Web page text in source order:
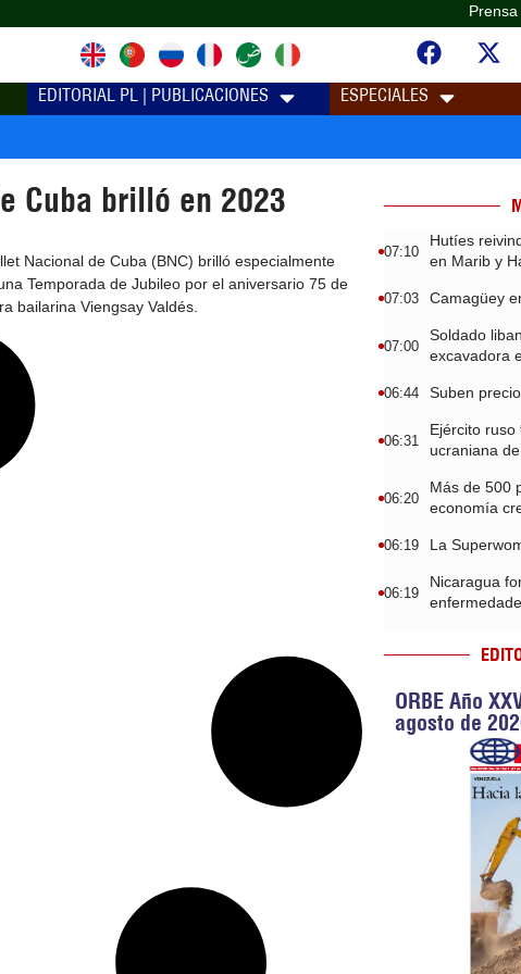
EDITORIAL PL | PUBLICACIONES ESPECIALES
Cuba brilló en 2023
Nacional de Cuba (BNC) brilló especialmente
Temporada de Jubileo por el aniversario 75 de
bailarina Viengsay Valdés.
07:10
Hutíes
en Marib y
07:03 Camagüey
07:00
Soldado
excavadora
06:44 Suben
06:31
Ejército ruso
ucraniana
06:20
Más de 500
economía
06:19 La
06:19
Nicaragua
ORBE Año
agosto de